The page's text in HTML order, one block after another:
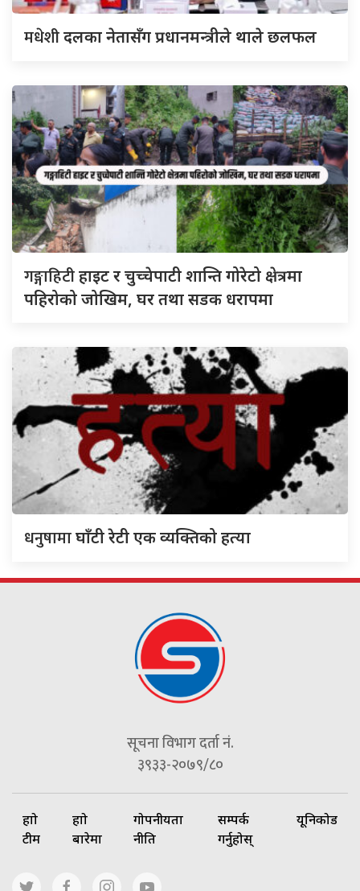
मधेशीदलका नेतासँग प्रधानमन्त्रीले थाले छलफल
गङ्गाहिटीहाइट र चुच्चेपाटी शान्ति गोरेटो क्षेत्रमा
पहिरोको जोखिम, घर तथा सडक धरापमा
धनुषामाघाँटी रेटी एक व्यक्तिको हत्या
सूचना विभाग दर्ता नं.
३९३३-२०७९/८०
हाम्रो
टीम
हाम्रो
बारेमा
गोपनीयता
नीति
सम्पर्क
गर्नुहोस्
यूनिकोड